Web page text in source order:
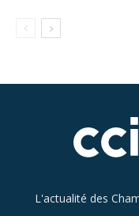
L'actualité des